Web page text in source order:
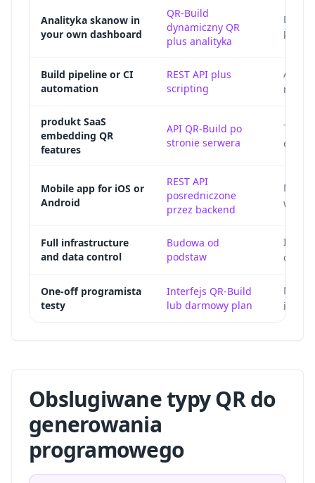
Analityka skanow in
your own dashboard
QR-Build
dynamiczny QR
plus analityka
Build pipeline or CI
automation
REST API plus
scripting
A
produkt SaaS
embedding QR
features
API QR-Build po
stronie serwera
The
Mobile app for iOS or
Android
REST API
posredniczone
przez backend
while
Full infrastructure
and data control
Budowa od
podstaw
In-
One-off programista
testy
Interfejs QR-Build
lub darmowy plan
Obslugiwane typy QR do
generowania
programowego